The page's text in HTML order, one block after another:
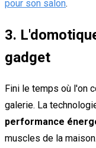
pour son salon.
3.
gadget
Fini le temps où l'on
galerie. La
performance
muscles de la maison.